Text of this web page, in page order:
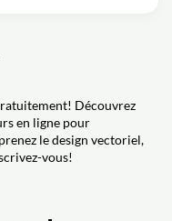
Découvrez
en ligne pour
le design vectoriel,
vous!